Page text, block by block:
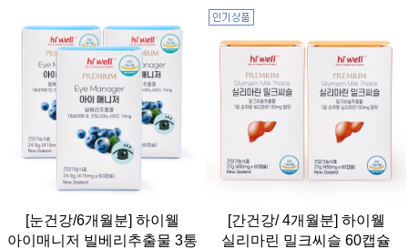
[눈건강/6개월분] 하이웰
아이매니저 빌베리추출물 3통
[간건강/ 4개월분] 하이웰
실리마린 밀크씨슬 60캡슐